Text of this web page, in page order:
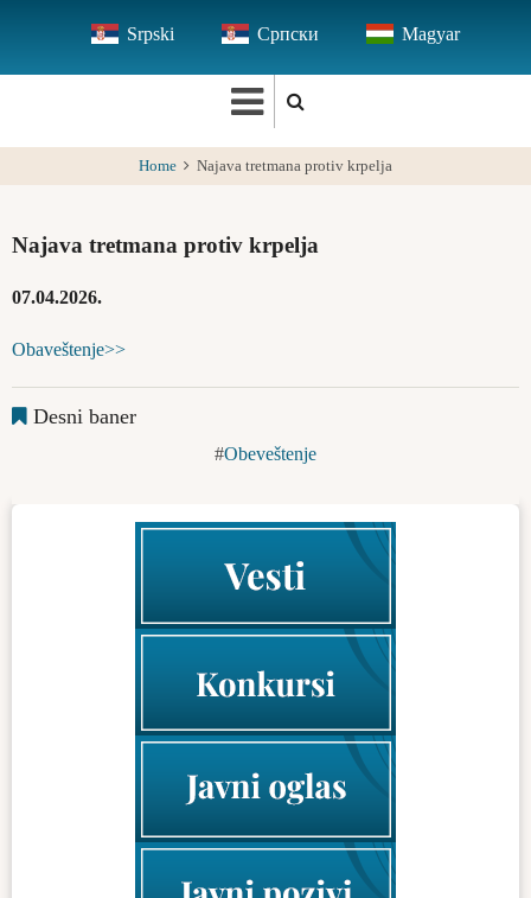
main
Srpski Српски Magyar
Home Najava tretmana protiv krpelja
Najava tretmana protiv krpelja
07.04.2026.
Obaveštenje>>
Desni baner
Obeveštenje